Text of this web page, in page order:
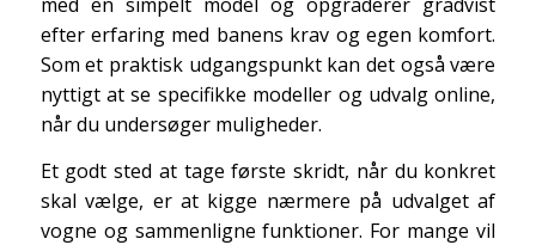
efter erfaring med banens krav og egen komfort.
Som et praktisk udgangspunkt kan det også være
nyttigt at se specifikke modeller og udvalg online,
når du undersøger muligheder.
Et godt sted at tage første skridt, når du konkret
skal vælge, er at kigge nærmere på udvalget af
vogne og sammenligne funktioner. For mange vil